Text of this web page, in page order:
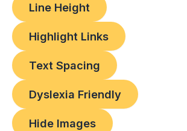
Line Height
Highlight Links
Text Spacing
Dyslexia Friendly
Hide Images